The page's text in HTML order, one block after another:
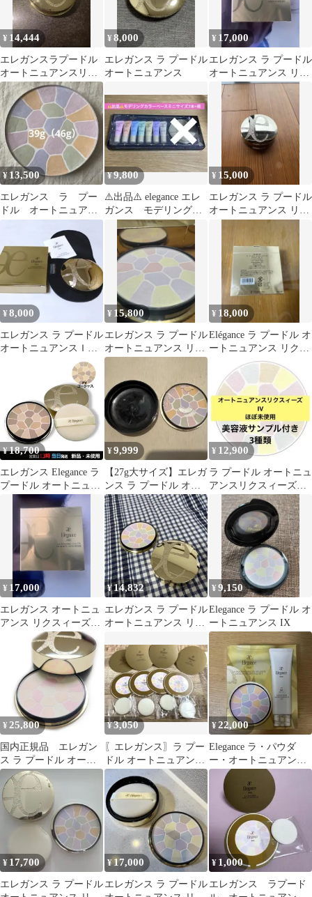
¥ 14,444
エレガンスラプードル
オートニュアンスリク
スィーズⅥ
¥8,000
エレガンス ラ プードル
オートニュアンス
¥ 17,000
エレガンス ラ プードル
オートニュアンス リク
スィーズ I 27g
¥ 13,500
エレガンス ラ プー
ドル オートニュアン
レフィル パウダー
¥9,800
⚠️出品⚠️ elegance エレ
ガンス モデリングカ
ラーベース ミニサイ
ズ 7本
¥ 15,000
エレガンス ラ プードル
オートニュアンス リク
スィーズ I エレガント
¥8,000
エレガンス ラ プードル
オートニュアンスＩ本
¥ 15,800
エレガンス ラ プードル
オートニュアンス リク
スィーズ IX 09
¥ 18,000
Elégance ラ プードル オ
ートニュアンス リクス
ィーズ V
¥18,700
エレガンス Elegance ラ
プードル オートニュア
ンス リクスィーズ V ゴ
ージャス 27g ヤマト便k
¥9,999
【27g大サイズ】エレガ
ンス ラ プードル オー
トニュアンスリクスィ
ーズ I
¥ 12,900
ラ プードル オートニュ
アンスリクスィーズレ
フィル IV ほぼ未使用
美容液付き
¥ 17,000
エレガンス オートニュ
アンス リクスィーズ
III 27g フェイスパウダ
¥14,832
エレガンス ラ プードル
オートニュアンス リク
¥9,150
Elegance ラ プードル オ
ートニュアンス IX
¥ 25,800
国内正規品 エレガン
ス ラ プードル オート
ニュアンス リクスィー
ズ I 27g Elegance フェ
イスパウダー 本体 ケー
ス付
¥3,050
〖エレガンス〗ラ プー
ドル オートニュアンス
S Ⅰ 0.2gサンプル4個
¥22,000
Elegance ラ・パウダ
ー・オートニュアンス
スペシャルキット
¥ 17,700
エレガンス ラ プードル
¥17,000
エレガンス ラ プードル
¥ 1,000
エレガンス ラプード